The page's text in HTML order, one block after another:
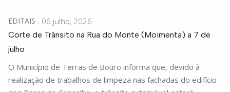
EDITAIS 06 julho, 2026
Corte de Trânsito na Rua do Monte (Moimenta) a 7 de
julho
O Município de Terras de Bouro informa que, devido à
realização de trabalhos de limpeza nas fachadas do edifício